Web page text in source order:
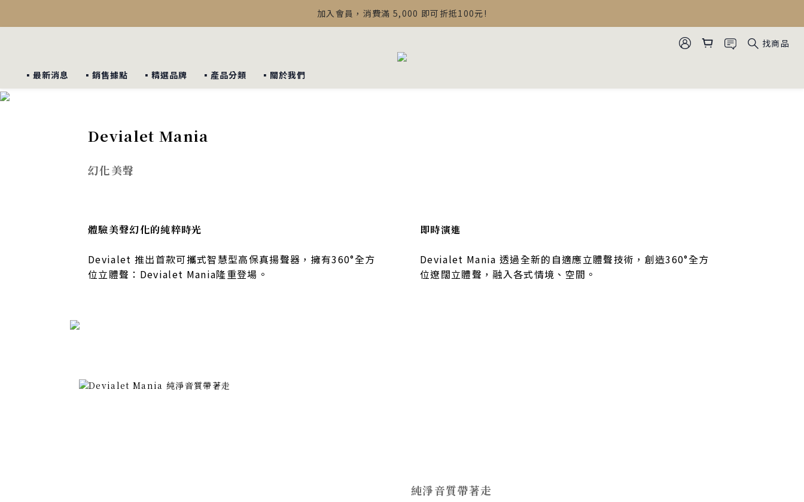
【最新公告】Devialet Mania 盒內配件調整說明
加入會員，消費滿 5,000 即可折抵100元!
找商品
▪︎最新消息 ▪︎銷售據點 ▪︎精選品牌 ▪︎產品分類 ▪︎關於我們
Devialet Mania
幻化美聲
體驗美聲幻化的純粹時光
Devialet 推出首款可攜式智慧型高保真揚聲器，擁有360°全方
位立體聲：Devialet Mania隆重登場。
即時演進
Devialet Mania 透過全新的自適應立體聲技術，創造360°全方
位遼闊立體聲，融入各式情境、空間。
純淨音質帶著走